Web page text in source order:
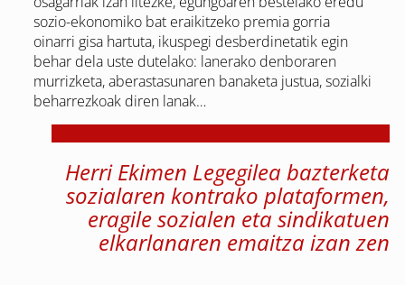
sozio-ekonomiko bat eraikitzeko premia gorria
oinarri gisa hartuta, ikuspegi desberdinetatik egin
behar dela uste dutelako: lanerako denboraren
murrizketa, aberastasunaren banaketa justua, sozialki
beharrezkoak diren lanak…
Herri Ekimen Legegilea bazterketa
sozialaren kontrako plataformen,
eragile sozialen eta sindikatuen
elkarlanaren emaitza izan zen